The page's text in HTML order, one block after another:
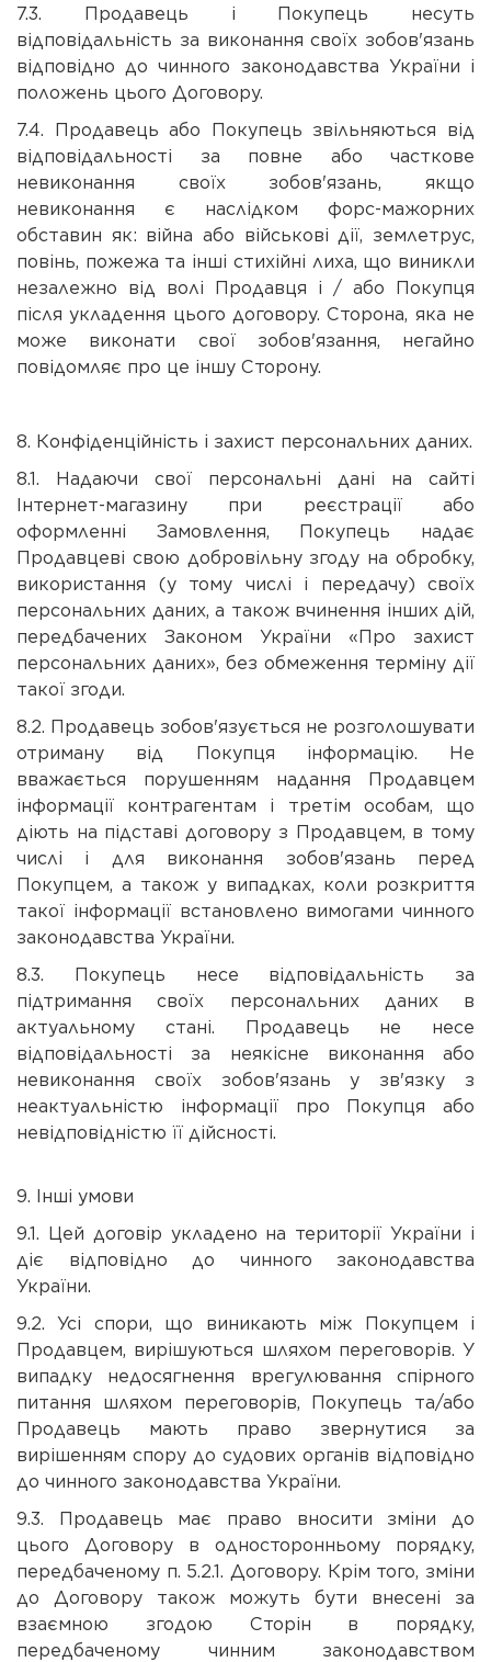
7.3. Продавець і Покупець несуть
відповідальність за виконання своїх зобов'язань
відповідно до чинного законодавства України і
положень цього Договору.
7.4. Продавець або Покупець звільняються від
відповідальності за повне або часткове
невиконання своїх зобов'язань, якщо
невиконання є наслідком форс-мажорних
обставин як: війна або військові дії, землетрус,
повінь, пожежа та інші стихійні лиха, що виникли
незалежно від волі Продавця і / або Покупця
після укладення цього договору. Сторона, яка не
може виконати свої зобов'язання, негайно
повідомляє про це іншу Сторону.
8. Конфіденційність і захист персональних даних.
8.1. Надаючи свої персональні дані на сайті
Інтернет-магазину при реєстрації або
оформленні Замовлення, Покупець надає
Продавцеві свою добровільну згоду на обробку,
використання (у тому числі і передачу) своїх
персональних даних, а також вчинення інших дій,
передбачених Законом України «Про захист
персональних даних», без обмеження терміну дії
такої згоди.
8.2. Продавець зобов'язується не розголошувати
отриману від Покупця інформацію. Не
вважається порушенням надання Продавцем
інформації контрагентам і третім особам, що
діють на підставі договору з Продавцем, в тому
числі і для виконання зобов'язань перед
Покупцем, а також у випадках, коли розкриття
такої інформації встановлено вимогами чинного
законодавства України.
8.3. Покупець несе відповідальність за
підтримання своїх персональних даних в
актуальному стані. Продавець не несе
відповідальності за неякісне виконання або
невиконання своїх зобов'язань у зв'язку з
неактуальністю інформації про Покупця або
невідповідністю її дійсності.
9. Інші умови
9.1. Цей договір укладено на території України і
діє відповідно до чинного законодавства
України.
9.2. Усі спори, що виникають між Покупцем і
Продавцем, вирішуються шляхом переговорів. У
випадку недосягнення врегулювання спірного
питання шляхом переговорів, Покупець та/або
Продавець мають право звернутися за
вирішенням спору до судових органів відповідно
до чинного законодавства України.
9.3. Продавець має право вносити зміни до
цього Договору в односторонньому порядку,
передбаченому п. 5.2.1. Договору. Крім того, зміни
до Договору також можуть бути внесені за
взаємною згодою Сторін в порядку,
передбаченому чинним законодавством